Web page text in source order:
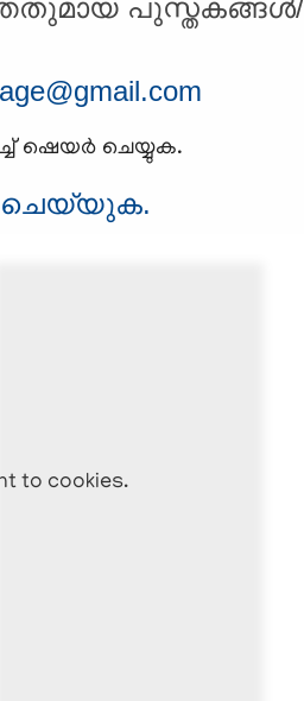
പുസ്തകങ്ങള്‍/
ഷെയര്‍ ചെയ്യുക.
ചെയ്യുക.
to cookies.